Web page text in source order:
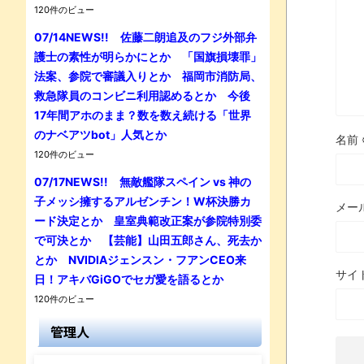
名前
メー
サイ
120件のビュー
07/14NEWS!! 佐藤二朗追及のフジ外部弁
護士の素性が明らかにとか 「国旗損壊罪」
法案、参院で審議入りとか 福岡市消防局、
救急隊員のコンビニ利用認めるとか 今後
17年間アホのまま？数を数え続ける「世界
のナベアツbot」人気とか
120件のビュー
07/17NEWS!! 無敵艦隊スペイン vs 神の
子メッシ擁するアルゼンチン！W杯決勝カ
ード決定とか 皇室典範改正案が参院特別委
で可決とか 【芸能】山田五郎さん、死去か
とか NVIDIAジェンスン・フアンCEO来
日！アキバGiGOでセガ愛を語るとか
120件のビュー
管理人